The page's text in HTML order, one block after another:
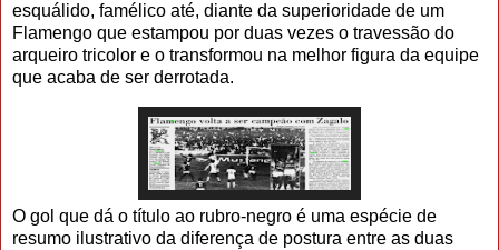
esquálido, famélico até, diante da superioridade de um
Flamengo que estampou por duas vezes o travessão do
arqueiro tricolor e o transformou na melhor figura da equipe
que acaba de ser derrotada.
O gol que dá o título ao rubro-negro é uma espécie de
resumo ilustrativo da diferença de postura entre as duas